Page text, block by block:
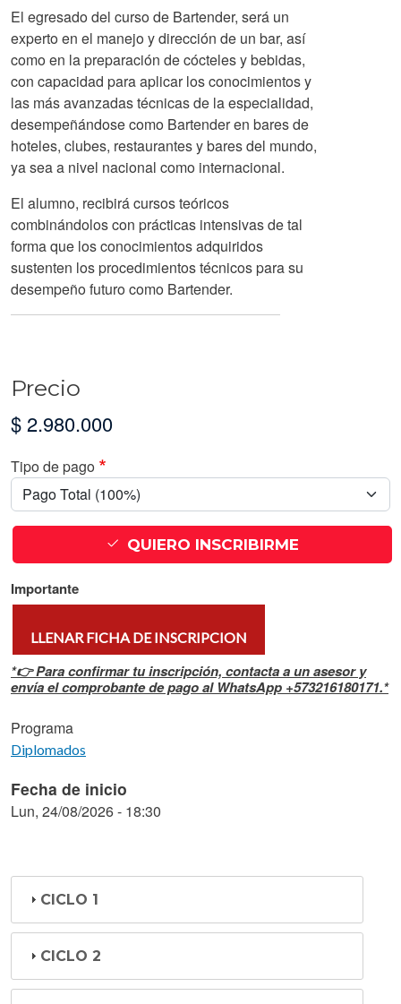
El egresado del curso de Bartender, será un
experto en el manejo y dirección de un bar, así
como en la preparación de cócteles y bebidas,
con capacidad para aplicar los conocimientos y
las más avanzadas técnicas de la especialidad,
desempeñándose como Bartender en bares de
hoteles, clubes, restaurantes y bares del mundo,
ya sea a nivel nacional como internacional.
El alumno, recibirá cursos teóricos
combinándolos con prácticas intensivas de tal
forma que los conocimientos adquiridos
sustenten los procedimientos técnicos para su
desempeño futuro como Bartender.
Precio
$ 2.980.000
Tipo de pago
QUIERO INSCRIBIRME
Importante
LLENAR FICHA DE INSCRIPCION
*👉 Para confirmar tu inscripción, contacta a un asesor y
envía el comprobante de pago al WhatsApp +573216180171.*
Programa
Diplomados
Fecha de inicio
Lun, 24/08/2026 - 18:30
CICLO 1
CICLO 2